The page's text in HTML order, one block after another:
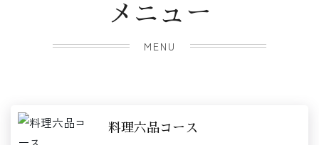
メニュー
MENU
料理六品コース